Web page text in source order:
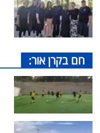
חם בקרן אור: